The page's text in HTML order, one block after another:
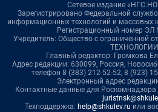
Сетевое издание
Зарегистрировано Федеральной
информационных технологий и массовых
Регистрационный номер
Учредитель: Общество с ограниченной
Главный редактор: Громкова
Адрес редакции: 630099, Россия,
телефон 8 (383) 212-52-52, 8 (923)
Электронный адрес
Контактные данные для Роскомнадзора
Техподдержка: help@shkulev.ru или